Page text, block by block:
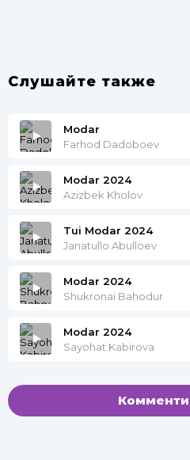
Слушайте также
Modar
Farhod Dadoboev
Modar 2024
Azizbek Kholov
Tui Modar 2024
Janatullo Abulloev
Modar 2024
Shukronai Bahodur
Modar 2024
Sayohat Kabirova